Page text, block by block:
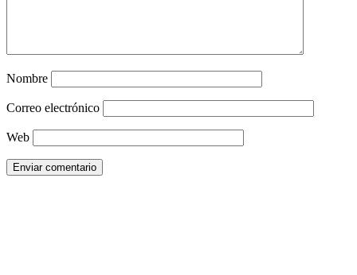
Nombre
Correo electrónico
Web